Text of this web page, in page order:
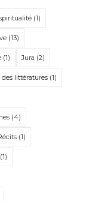
(1)
(13)
(1) Jura (2)
littératures(1)
(4)
(1)